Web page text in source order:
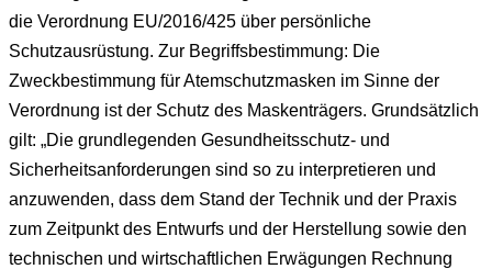
die Verordnung EU/2016/425 über persönliche
Schutzausrüstung. Zur Begriffsbestimmung: Die
Zweckbestimmung für Atemschutzmasken im Sinne der
Verordnung ist der Schutz des Maskenträgers. Grundsätzlich
gilt: „Die grundlegenden Gesundheitsschutz- und
Sicherheitsanforderungen sind so zu interpretieren und
anzuwenden, dass dem Stand der Technik und der Praxis
zum Zeitpunkt des Entwurfs und der Herstellung sowie den
technischen und wirtschaftlichen Erwägungen Rechnung